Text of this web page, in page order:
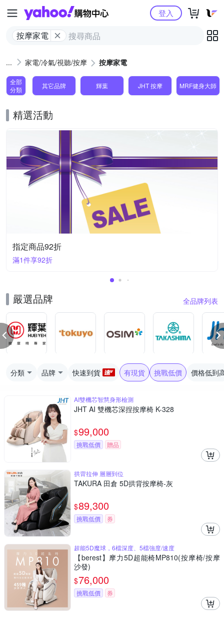
Yahoo購物中心
按摩家電
登入
家電/冷氣/視聽/按摩 按摩家電
全部
分類
其它品牌 輝葉 JHT 按摩 MRF健身大師
精選活動
指定商品92折
滿1件享92折
嚴選品牌 全品牌列表
分類 品牌 快速到貨 有現貨 挑戰低價 價格低到
AI雙機芯智慧身形檢測
JHT AI 雙機芯深捏按摩椅 K-328
$99,000
挑戰低價 贈品
拱背拉伸 層層到位
TAKURA 田倉 5D拱背按摩椅-灰
$89,300
挑戰低價 券
超能5D魔球，6檔深度、5檔強度/速度
【berest】摩力5D超能椅MP810(按摩椅/按摩
沙發)
$76,000
挑戰低價 券